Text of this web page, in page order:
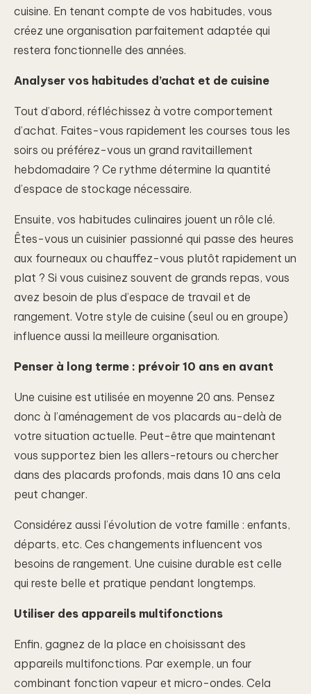
cuisine. En tenant compte de vos habitudes, vous
créez une organisation parfaitement adaptée qui
restera fonctionnelle des années.
Analyser vos habitudes d’achat et de cuisine
Tout d’abord, réfléchissez à votre comportement
d’achat. Faites-vous rapidement les courses tous les
soirs ou préférez-vous un grand ravitaillement
hebdomadaire ? Ce rythme détermine la quantité
d’espace de stockage nécessaire.
Ensuite, vos habitudes culinaires jouent un rôle clé.
Êtes-vous un cuisinier passionné qui passe des heures
aux fourneaux ou chauffez-vous plutôt rapidement un
plat ? Si vous cuisinez souvent de grands repas, vous
avez besoin de plus d’espace de travail et de
rangement. Votre style de cuisine (seul ou en groupe)
influence aussi la meilleure organisation.
Penser à long terme : prévoir 10 ans en avant
Une cuisine est utilisée en moyenne 20 ans. Pensez
donc à l’aménagement de vos placards au-delà de
votre situation actuelle. Peut-être que maintenant
vous supportez bien les allers-retours ou chercher
dans des placards profonds, mais dans 10 ans cela
peut changer.
Considérez aussi l’évolution de votre famille : enfants,
départs, etc. Ces changements influencent vos
besoins de rangement. Une cuisine durable est celle
qui reste belle et pratique pendant longtemps.
Utiliser des appareils multifonctions
Enfin, gagnez de la place en choisissant des
appareils multifonctions. Par exemple, un four
combinant fonction vapeur et micro-ondes. Cela